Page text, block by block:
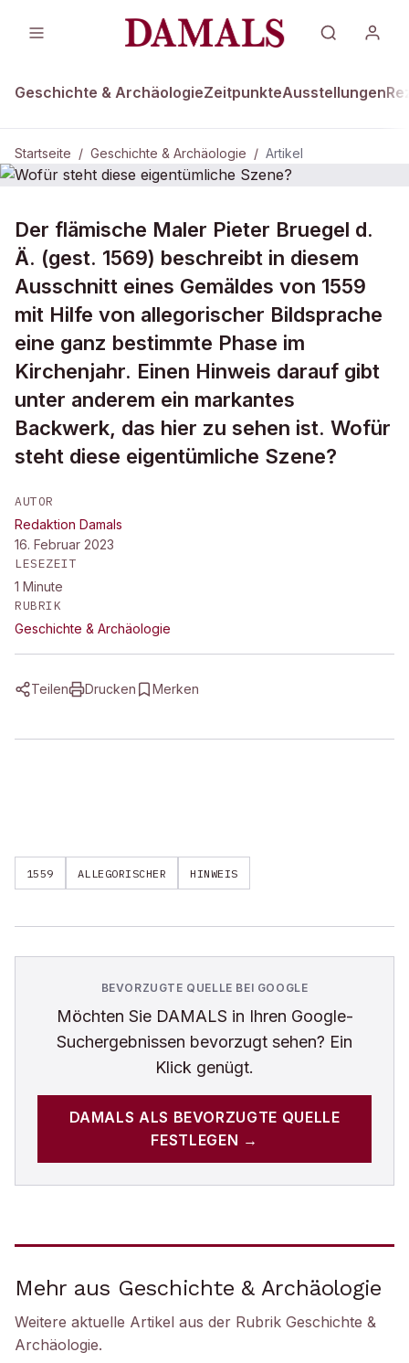
Geschichte & ArchäologieZeitpunkteAusstellungen
Startseite / Geschichte & Archäologie / Artikel
Wofür steht diese eigentümliche
Szene?
Der flämische Maler Pieter Bruegel d.
Ä. (gest. 1569) beschreibt in diesem
Ausschnitt eines Gemäldes von 1559
mit Hilfe von allegorischer Bildsprache
eine ganz bestimmte Phase im
Kirchenjahr. Einen Hinweis darauf gibt
unter anderem ein markantes
Backwerk, das hier zu sehen ist. Wofür
steht diese eigentümliche Szene?
AUTOR
Redaktion Damals
16. Februar 2023
LESEZEIT
1 Minute
RUBRIK
Geschichte & Archäologie
Teilen Drucken Merken
1559 ALLEGORISCHER HINWEIS
BEVORZUGTE QUELLE BEI GOOGLE
Möchten Sie DAMALS in Ihren Google-
Suchergebnissen bevorzugt sehen? Ein
Klick genügt.
DAMALS ALS BEVORZUGTE QUELLE
FESTLEGEN →
Mehr aus Geschichte & Archäologie
Weitere aktuelle Artikel aus der Rubrik Geschichte &
Archäologie.